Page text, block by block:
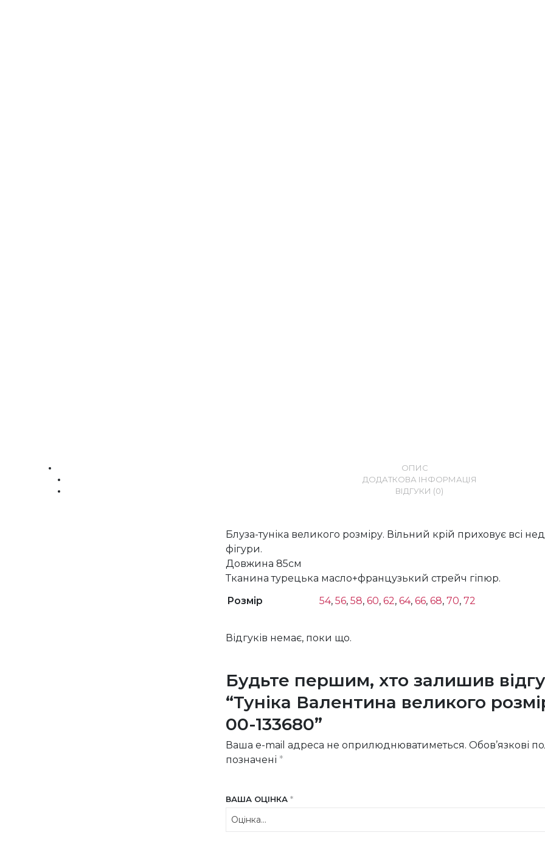
ОПИС
ДОДАТКОВА ІНФОРМАЦІЯ
ВІДГУКИ (0)
Блуза-туніка великого розміру. Вільний крій приховує всі
фігури.
Довжина 85см
Тканина турецька масло+французький стрейч гіпюр.
Розмір
54, 56, 58, 60, 62, 64, 66, 68, 70, 72
Відгуків немає, поки що.
Будьте першим, хто залишив
“Туніка Валентина великого
00-133680”
Ваша e-mail адреса не оприлюднюватиметься. Обов’язкові
позначені *
ВАША ОЦІНКА *